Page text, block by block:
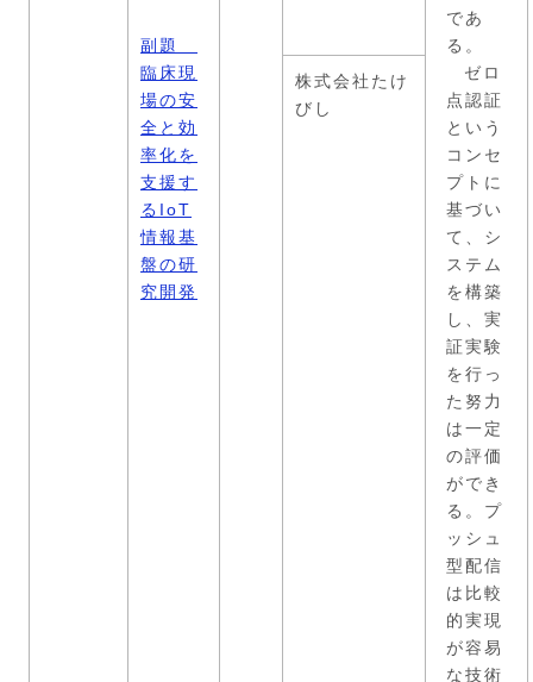
副題
臨床現
場の安
全と効
率化を
支援す
るIoT
情報基
盤の研
究開発
であ
る。
ゼロ
点認証
という
コンセ
プトに
基づい
て、シ
ステム
を構築
し、実
証実験
を行っ
た努力
は一定
の評価
ができ
る。プ
ッシュ
型配信
は比較
的実現
が容易
な技術
株式会社たけ
びし